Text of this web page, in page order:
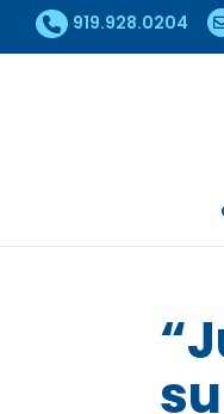
919.928.0204